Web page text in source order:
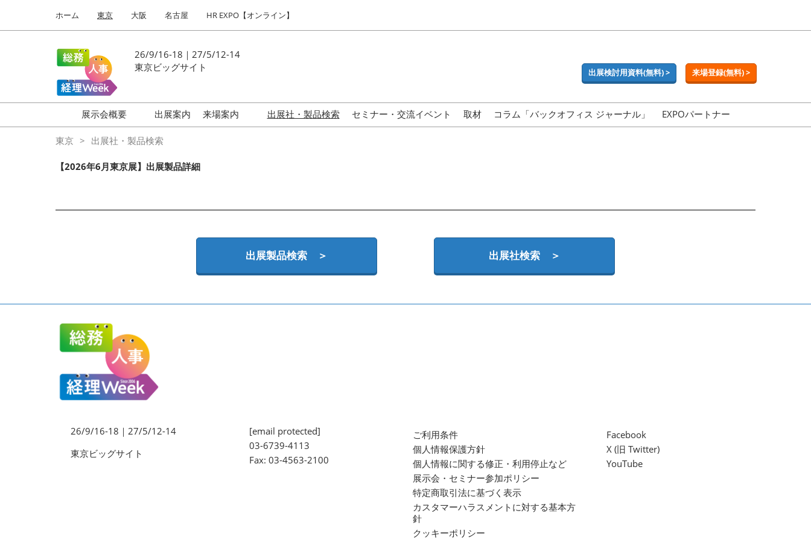
キ
プ
し
て
進
to
ホーム 東京 大阪 名古屋 HR EXPO【オンライン】
26/9/16-18｜27/5/12-14
東京ビッグサイト
出展検討用資料(無料) > 来場登録(無料) >
展示会概要
働き方改革 EXPO
【9月より】バックオフィス
AIエージェント EXPO
【9月】展示会概要
出展案内
来場案内
出展社・製品検索 セミナー・交流イベント 取材 コラム「バックオフィス ジャーナル」 EXPOパートナー
東京 出展社・製品検索
【2026年6月東京展】出展製品詳細
出展製品検索 ＞ 出展社検索 ＞
26/9/16-18｜27/5/12-14
東京ビッグサイト
[email protected]
03-6739-4113
Fax: 03-4563-2100
ご利用条件
個人情報保護方針
個人情報に関する修正・利用停止など
展示会・セミナー参加ポリシー
特定商取引法に基づく表示
カスタマーハラスメントに対する基本方
針
クッキーポリシー
Facebook
X (旧 Twitter)
YouTube